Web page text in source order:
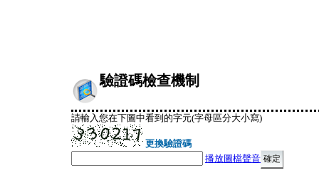
驗證碼檢查機制
請輸入您在下圖中看到的字元(字母區分大小寫)
更換驗證碼
播放圖檔聲音